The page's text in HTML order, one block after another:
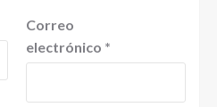
Correo
electrónico *